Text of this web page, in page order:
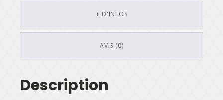
+ D'INFOS
AVIS (0)
Description